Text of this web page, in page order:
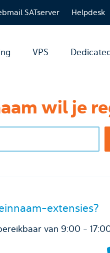
SATserver Helpdesk
VPS
wil je
extensies?
van 9:00 -